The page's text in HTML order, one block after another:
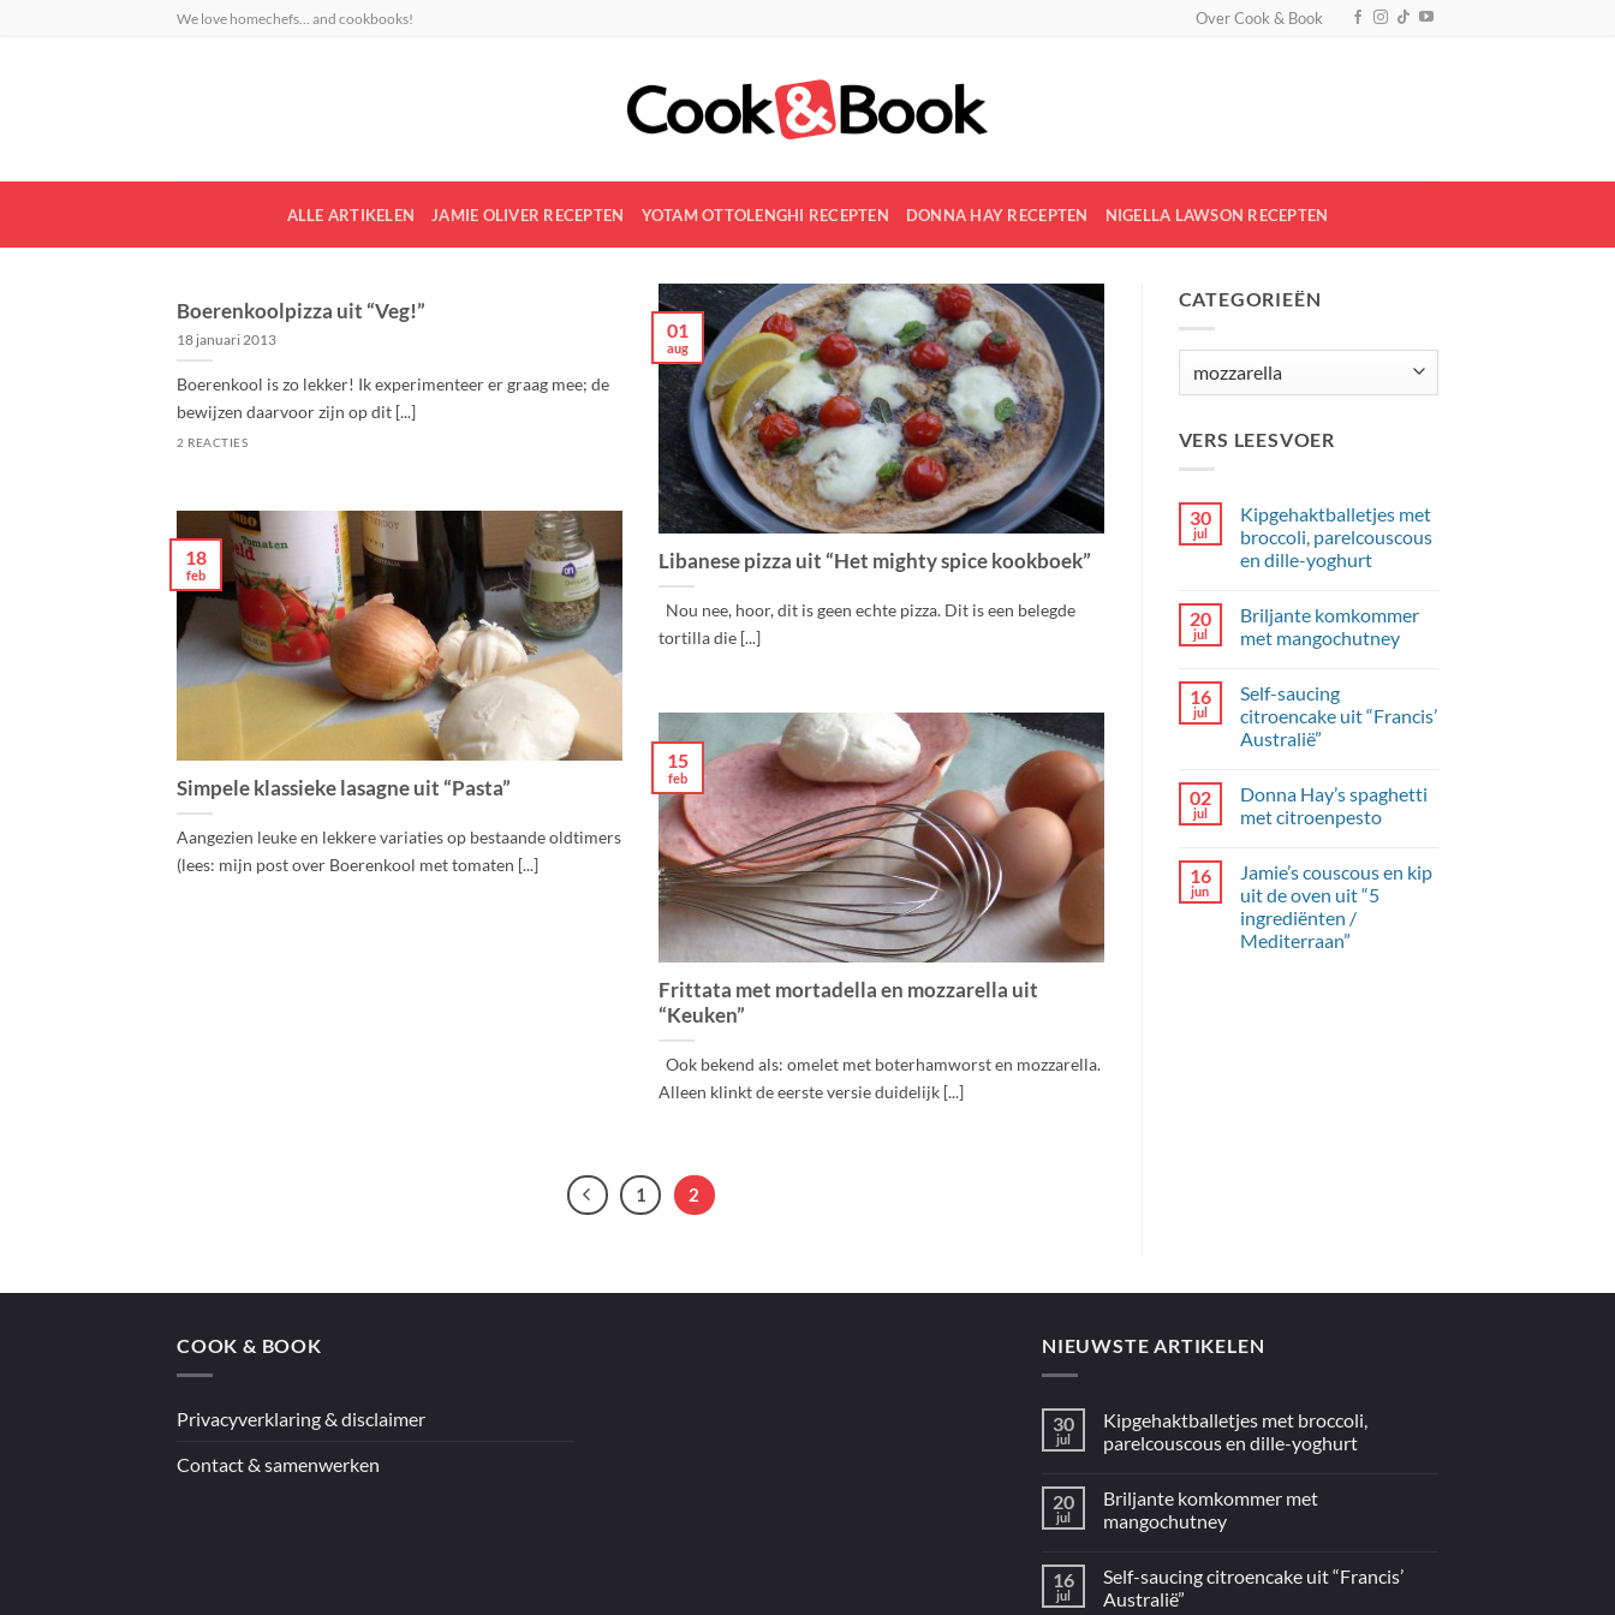
We love homechefs... and cookbooks! Over Cook & Book
ALLE ARTIKELEN JAMIE OLIVER RECEPTEN YOTAM OTTOLENGHI RECEPTEN DONNA HAY RECEPTEN NIGELLA LAWSON RECEPTEN
Boerenkoolpizza uit “Veg!”
18 januari 2013
Boerenkool is zo lekker! Ik experimenteer er graag mee; de
bewijzen daarvoor zijn op dit [...]
2 REACTIES
Libanese pizza uit “Het mighty spice kookboek”
Nou nee, hoor, dit is geen echte pizza. Dit is een belegde
tortilla die [...]
01
aug
Simpele klassieke lasagne uit “Pasta”
Aangezien leuke en lekkere variaties op bestaande oldtimers
(lees: mijn post over Boerenkool met tomaten [...]
18
feb
Frittata met mortadella en mozzarella uit
“Keuken”
Ook bekend als: omelet met boterhamworst en mozzarella.
Alleen klinkt de eerste versie duidelijk [...]
15
feb
1 2
CATEGORIEËN
Categorieën
VERS LEESVOER
30
jul
Kipgehaktballetjes met
broccoli, parelcouscous
en dille-yoghurt
op
Kipgehaktballetjes
met
en
dille-
yoghurt
20
jul
Briljante komkommer
met mangochutney
op
Briljante
komkommer
met
16
jul
Self-saucing
citroencake uit “Francis’
Australië”
op
saucing
“Francis’
Australië”
02
jul
Donna Hay’s spaghetti
met citroenpesto
op
Donna
Hay’s
spaghetti
met
citroenpesto
16
jun
Jamie’s couscous en kip
uit de oven uit “5
ingrediënten /
Mediterraan”
COOK & BOOK
Privacyverklaring & disclaimer
Contact & samenwerken
NIEUWSTE ARTIKELEN
30
jul
Kipgehaktballetjes met broccoli,
parelcouscous en dille-yoghurt
op
Kipgehaktballetjes
met
en
dille-
yoghurt
20
jul
Briljante komkommer met
mangochutney
op
Briljante
komkommer
16
jul
Self-saucing citroencake uit “Francis’
Australië”